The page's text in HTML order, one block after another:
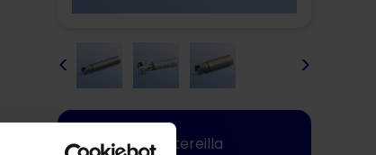
>
<
Toimii pattereilla